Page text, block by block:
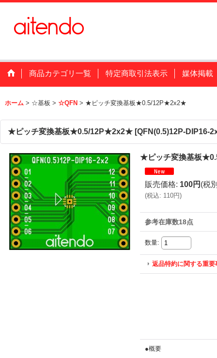
商品カテゴリ一覧 特定商取引法表示 媒体掲載
ホーム > ☆基板 > ☆QFN > ★ピッチ変換基板★0.5/12P★2x2★
★ピッチ変換基板★0.5/12P★2x2★ [QFN(0.5)12P-DIP16-
★ピッチ変換基板
販売価格: 100円 (税
(税込: 110円)
参考在庫数18点
数量:
返品特約に関する重要
●概要